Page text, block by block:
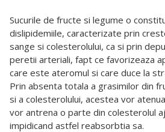
Sucurile de fructe si legume o
dislipidemiile, caracterizate prin
sange si colesterolului, ca si prin
peretii arteriali, fapt ce favorizeaza
care este ateromul si care duce la
Prin absenta totala a grasimilor din
si a colesterolului, acestea vor
vor antrena o parte din colesterolul
impidicand astfel reabsorbtia sa.